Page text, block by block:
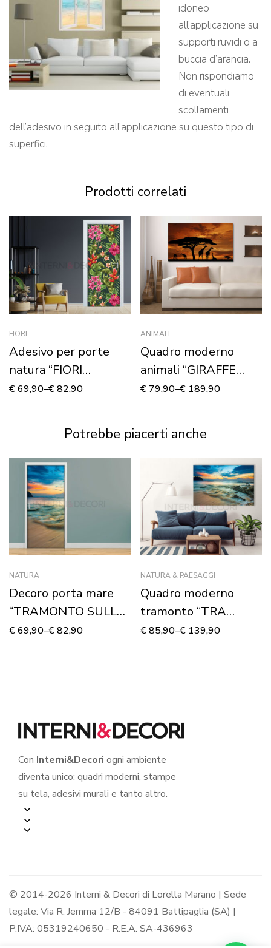
idoneo
all’applicazione su
supporti ruvidi o a
buccia d’arancia.
Non rispondiamo
di eventuali
scollamenti
dell’adesivo in seguito all’applicazione su questo tipo di
superfici.
Prodotti correlati
FIORI
Adesivo per porte
natura “FIORI
TROPICALI”
€69,90–€82,90
ANIMALI
Quadro moderno
animali “GIRAFFE
NELLA SAVANA” –
€ 79,90–€ 189,90
Potrebbe piacerti anche
NATURA
Decoro porta mare
“TRAMONTO SULLE
ONDE”
€69,90–€82,90
NATURA & PAESAGGI
Quadro moderno
tramonto “TRA
MARE E CIELO” –
€85,90–€ 139,90
Con Interni&Decori ogni ambiente
diventa unico: quadri moderni, stampe
su tela, adesivi murali e tanto altro.
© 2014-2026 Interni & Decori di Lorella Marano | Sede
legale: Via R. Jemma 12/B - 84091 Battipaglia (SA) |
P.IVA: 05319240650 - R.E.A. SA-436963